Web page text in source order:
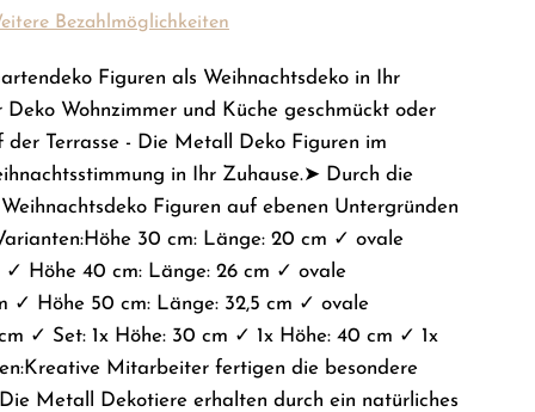
e
.
.
Bezahlmöglichkeiten
Figuren als Weihnachtsdeko in Ihr
Wohnzimmer und Küche geschmückt oder
Terrasse - Die Metall Deko Figuren im
in Ihr Zuhause.➤ Durch die
Figuren auf ebenen Untergründen
30 cm: Länge: 20 cm ✓ ovale
✓ Höhe 40 cm: Länge: 26 cm ✓ ovale
✓ Höhe 50 cm: Länge: 32,5 cm ✓ ovale
✓ Set: 1x Höhe: 30 cm ✓ 1x Höhe: 40 cm ✓ 1x
Mitarbeiter fertigen die besondere
Metall Dekotiere erhalten durch ein natürliches